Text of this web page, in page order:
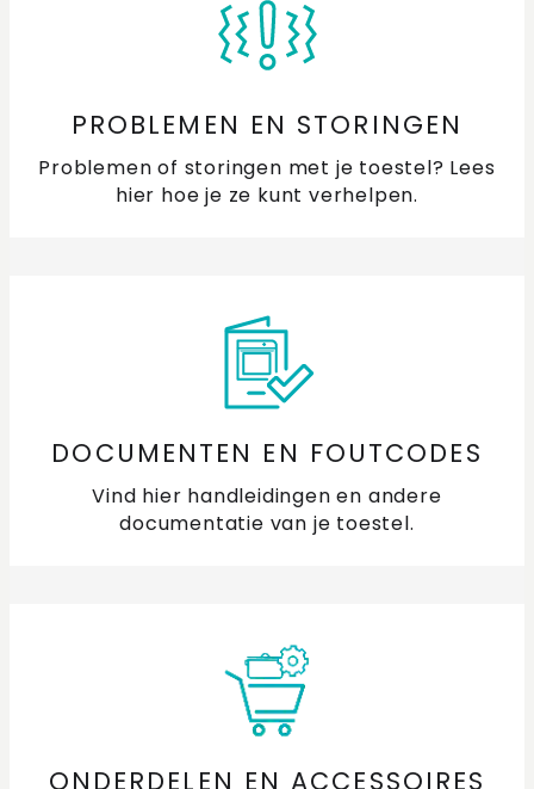
PROBLEMEN EN STORINGEN
Problemen of storingen met je toestel? Lees
hier hoe je ze kunt verhelpen.
DOCUMENTEN EN FOUTCODES
Vind hier handleidingen en andere
documentatie van je toestel.
ONDERDELEN EN ACCESSOIRES